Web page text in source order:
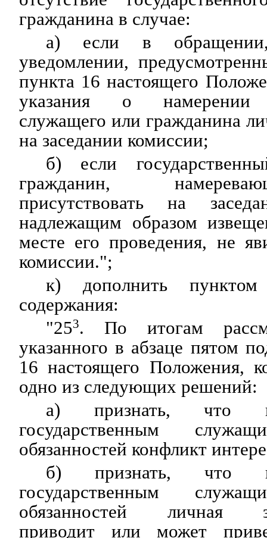
гражданина в случае:
а) если в
уведомлении,
пункта 16 настоящего
указания о намерении
служащего или гражданина
на заседании комиссии;
б) если
гражданин,
присутствовать на
надлежащим образом
месте его проведения, не
комиссии.";
к) дополнить
содержания:
"253. По итогам
указанного в абзаце пятом
16 настоящего Положения,
одно из следующих решений:
а) признать, что
государственным
обязанностей конфликт
б) признать, что
государственным
обязанностей личная
приводит или может